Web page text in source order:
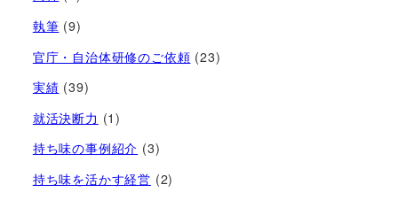
執筆 (9)
官庁・自治体研修のご依頼 (23)
実績 (39)
就活決断力 (1)
持ち味の事例紹介 (3)
持ち味を活かす経営​ (2)